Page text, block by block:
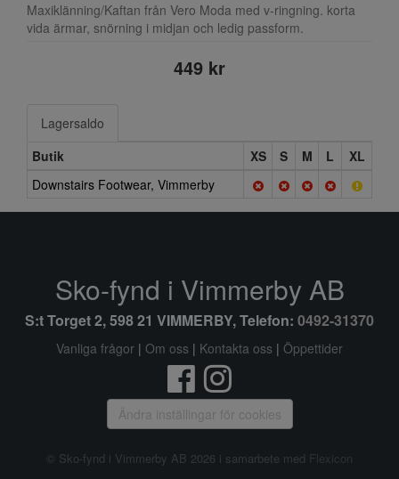
Maxiklänning/Kaftan från Vero Moda med v-ringning. korta
vida ärmar, snörning i midjan och ledig passform.
449 kr
Lagersaldo
Butik
XS S M L
XL
Downstairs Footwear, Vimmerby
Sko-fynd i Vimmerby AB
S:t Torget 2, 598 21 VIMMERBY, Telefon: 0492-31370
Vanliga frågor | Om oss | Kontakta oss | Öppettider
Ändra inställingar för cookies
© Sko-fynd i Vimmerby AB 2026 i samarbete med Flexicon